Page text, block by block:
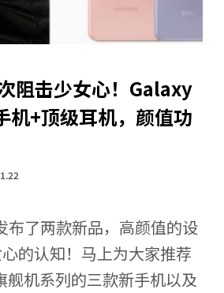
阻击少女心！Galaxy
机+顶级耳机，颜值功
布了两款新品，高颜值的设
的认知！马上为大家推荐
舰机系列的三款新手机以及